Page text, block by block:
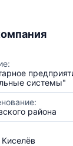
системы"
района